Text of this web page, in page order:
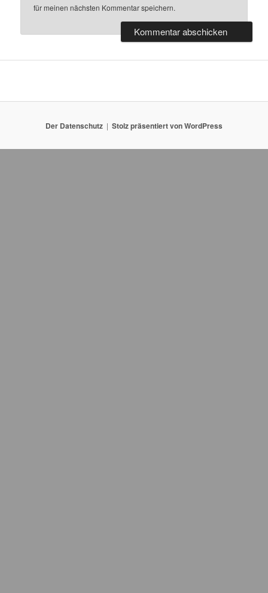
für meinen nächsten Kommentar speichern.
Der Datenschutz Stolz präsentiert von WordPress